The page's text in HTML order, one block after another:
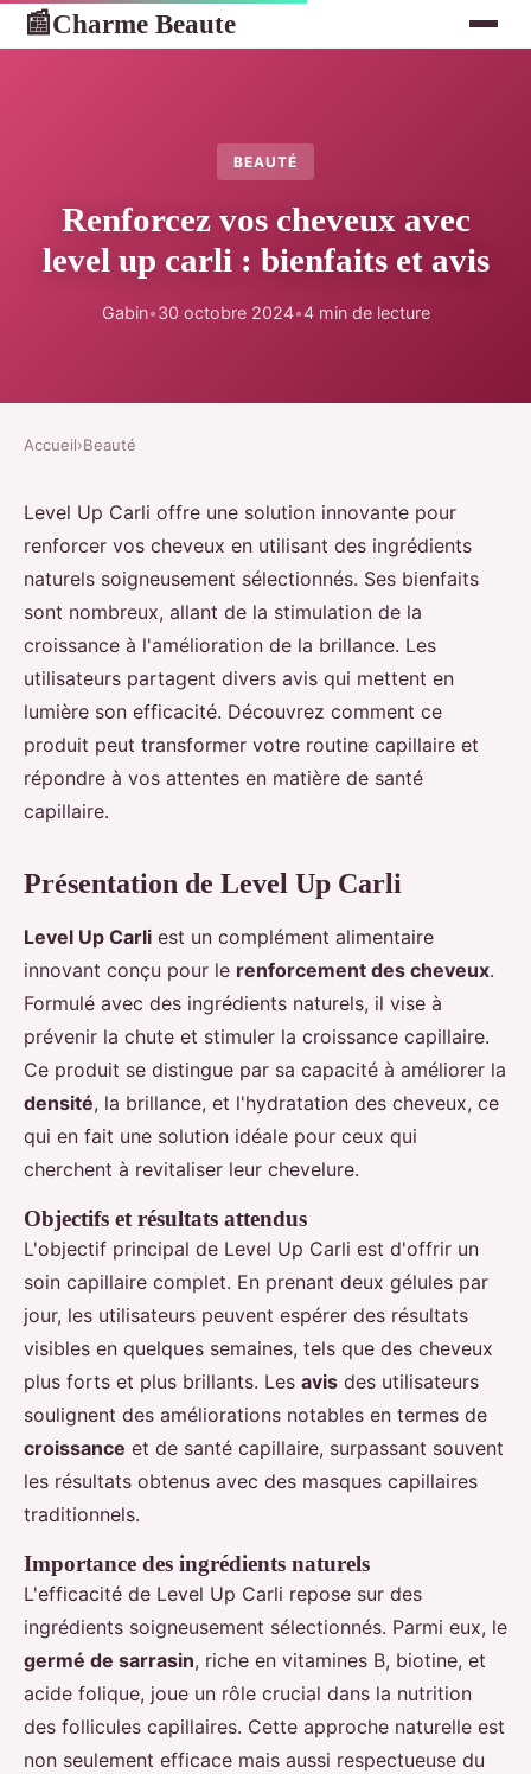
📰Charme Beaute
BEAUTÉ
Renforcez vos cheveux avec
level up carli : bienfaits et avis
Gabin•30 octobre 2024•4 min de lecture
Accueil›Beauté
Level Up Carli offre une solution innovante pour
renforcer vos cheveux en utilisant des ingrédients
naturels soigneusement sélectionnés. Ses bienfaits
sont nombreux, allant de la stimulation de la
croissance à l'amélioration de la brillance. Les
utilisateurs partagent divers avis qui mettent en
lumière son efficacité. Découvrez comment ce
produit peut transformer votre routine capillaire et
répondre à vos attentes en matière de santé
capillaire.
Présentation de Level Up Carli
Level Up Carli est un complément alimentaire
innovant conçu pour le renforcement des cheveux.
Formulé avec des ingrédients naturels, il vise à
prévenir la chute et stimuler la croissance capillaire.
Ce produit se distingue par sa capacité à améliorer la
densité, la brillance, et l'hydratation des cheveux, ce
qui en fait une solution idéale pour ceux qui
cherchent à revitaliser leur chevelure.
Objectifs et résultats attendus
L'objectif principal de Level Up Carli est d'offrir un
soin capillaire complet. En prenant deux gélules par
jour, les utilisateurs peuvent espérer des résultats
visibles en quelques semaines, tels que des cheveux
plus forts et plus brillants. Les avis des utilisateurs
soulignent des améliorations notables en termes de
croissance et de santé capillaire, surpassant souvent
les résultats obtenus avec des masques capillaires
traditionnels.
Importance des ingrédients naturels
L'efficacité de Level Up Carli repose sur des
ingrédients soigneusement sélectionnés. Parmi eux, le
germé de sarrasin, riche en vitamines B, biotine, et
acide folique, joue un rôle crucial dans la nutrition
des follicules capillaires. Cette approche naturelle est
non seulement efficace mais aussi respectueuse du